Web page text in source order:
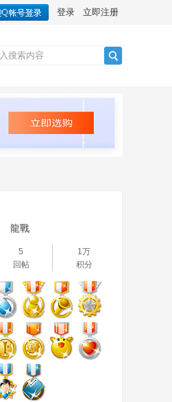
登录 立即注册
龍戰
5
回帖
1万
积分